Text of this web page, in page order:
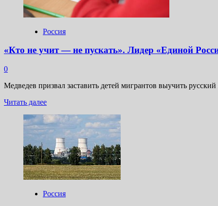
Харрис
Трампе
Россия
«Кто не учит — не пускать». Лидер «Единой
0
Медведев призвал заставить детей мигрантов выучить
Читать далееПрочитать
«Кто
учит
—
не
пускать».
Лидер
России»
Россия